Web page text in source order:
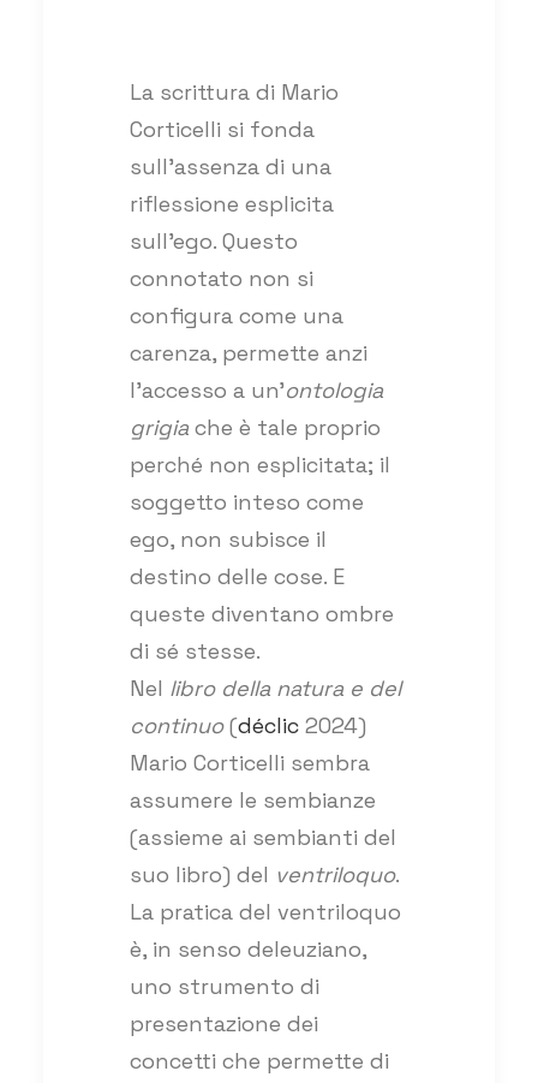
La scrittura di Mario
Corticelli si fonda
sull’assenza di una
riflessione esplicita
sull’ego. Questo
connotato non si
configura come una
carenza, permette anzi
l’accesso a un’ontologia
grigia che è tale proprio
perché non esplicitata; il
soggetto inteso come
ego, non subisce il
destino delle cose. E
queste diventano ombre
di sé stesse.
Nel libro della natura e del
continuo(déclic 2024)
Mario Corticelli sembra
assumere le sembianze
(assieme ai sembianti del
suo libro) del ventriloquo.
La pratica del ventriloquo
è, in senso deleuziano,
uno strumento di
presentazione dei
concetti che permette di